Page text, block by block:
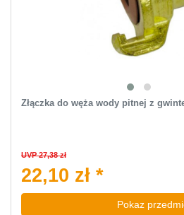
Złączka do węża wody pitnej z
UVP 27,38 zł
22,10 zł *
Pokaz